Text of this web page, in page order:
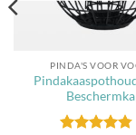
PINDA'S VOOR